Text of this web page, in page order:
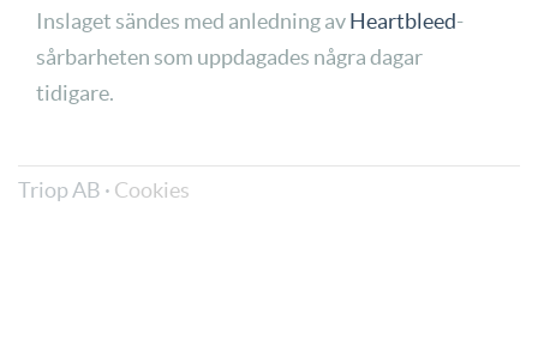
Inslaget sändes med anledning avHeartbleed-
sårbarheten som uppdagades några dagar
tidigare.
Triop AB · Cookies